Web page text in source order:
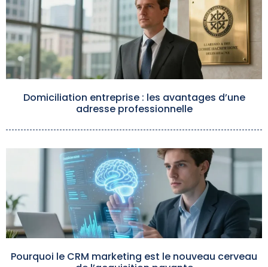
Domiciliation entreprise : les avantages d’une
adresse professionnelle
Pourquoi le CRM marketing est le nouveau cerveau